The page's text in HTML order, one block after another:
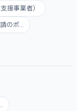
援事業者）
のポ...